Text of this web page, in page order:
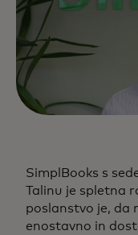
SimplBooks s
Talinu je spletna
poslanstvo je, da
enostavno in